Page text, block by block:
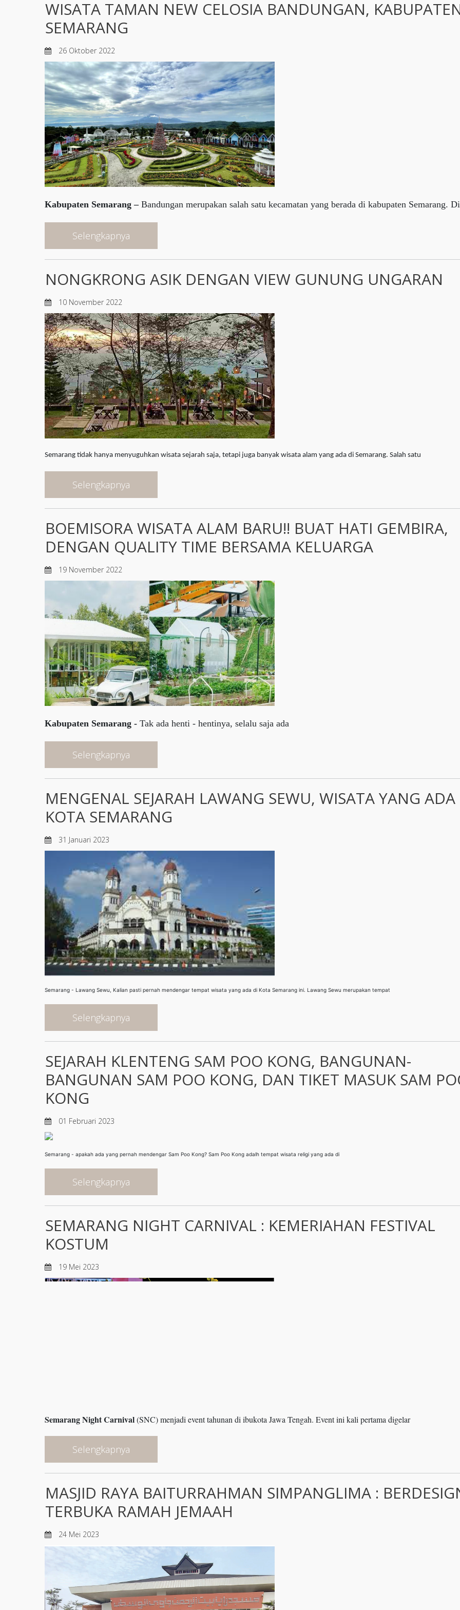
WISATA TAMAN NEW CELOSIA BANDUNGAN,
SEMARANG
26 Oktober 2022
Kabupaten Semarang – Bandungan merupakan salah satu kecamatan yang berada di kabupaten Semarang. Di
Selengkapnya
NONGKRONG ASIK DENGAN VIEW GUNUNG UNGARAN
10 November 2022
Semarang tidak hanya menyuguhkan wisata sejarah saja, tetapi juga banyak wisata alam yang ada di Semarang. Salah satu
Selengkapnya
BOEMISORA WISATA ALAM BARU!! BUAT HATI GEMBIRA,
DENGAN QUALITY TIME BERSAMA KELUARGA
19 November 2022
Kabupaten Semarang - Tak ada henti - hentinya, selalu saja ada
Selengkapnya
MENGENAL SEJARAH LAWANG SEWU, WISATA YANG
KOTA SEMARANG
31 Januari 2023
Semarang - Lawang Sewu, Kalian pasti pernah mendengar tempat wisata yang ada di Kota Semarang ini. Lawang Sewu merupakan tempat
Selengkapnya
SEJARAH KLENTENG SAM POO KONG, BANGUNAN-
BANGUNAN SAM POO KONG, DAN TIKET MASUK SAM
KONG
01 Februari 2023
Semarang - apakah ada yang pernah mendengar Sam Poo Kong? Sam Poo Kong adalh tempat wisata religi yang ada di
Selengkapnya
SEMARANG NIGHT CARNIVAL : KEMERIAHAN FESTIVAL
KOSTUM
19 Mei 2023
Semarang Night Carnival(SNC) menjadi event tahunan di ibukota Jawa Tengah. Event ini kali pertama digelar
Selengkapnya
MASJID RAYA BAITURRAHMAN SIMPANGLIMA :
TERBUKA RAMAH JEMAAH
24 Mei 2023